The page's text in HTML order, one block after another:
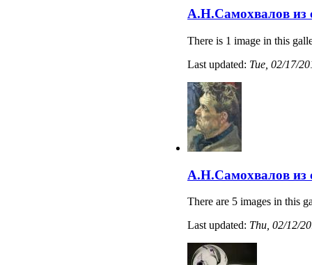
А.Н.Самохвалов
There is 1 image in this
Last updated: Tue, 02/17/
А.Н.Самохвалов из
There are 5 images in this
Last updated: Thu, 02/12/